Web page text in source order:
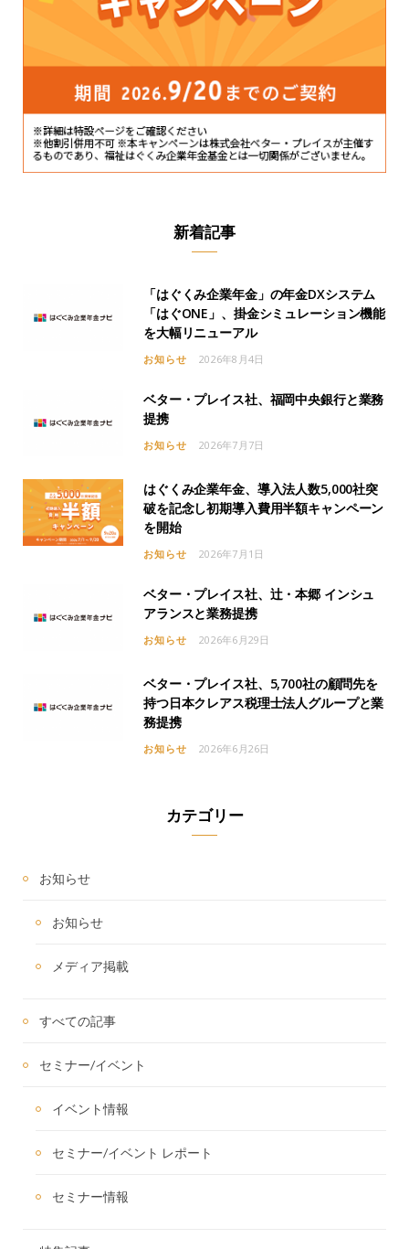
新着記事
「はぐくみ企業年金」の年金DXシステム
「はぐONE」、掛金シミュレーション機能
を大幅リニューアル
お知らせ 2026年8月4日
ベター・プレイス社、福岡中央銀行と業務
提携
お知らせ 2026年7月7日
はぐくみ企業年金、導入法人数5,000社突
破を記念し初期導入費用半額キャンペーン
を開始
お知らせ 2026年7月1日
ベター・プレイス社、辻・本郷 インシュ
アランスと業務提携
お知らせ 2026年6月29日
ベター・プレイス社、5,700社の顧問先を
持つ日本クレアス税理士法人グループと業
務提携
お知らせ 2026年6月26日
カテゴリー
お知らせ
お知らせ
メディア掲載
すべての記事
セミナー/イベント
イベント情報
セミナー/イベント レポート
セミナー情報